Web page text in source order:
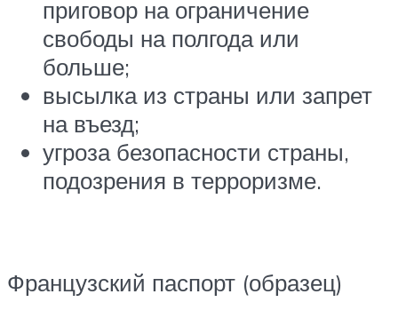
приговор на ограничение
свободы на полгода или
больше;
высылка из страны или запрет
на въезд;
угроза безопасности страны,
подозрения в терроризме.
Французский паспорт (образец)